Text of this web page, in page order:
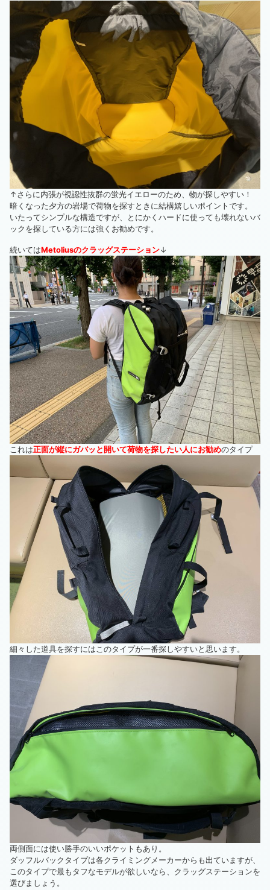
↑さらに内張が視認性抜群の蛍光イエローのため、物が探しやすい！
暗くなった夕方の岩場で荷物を探すときに結構嬉しいポイントです。
いたってシンプルな構造ですが、とにかくハードに使っても壊れないバ
ックを探している方には強くお勧めです。
続いてはMetoliusのクラッグステーション↓
これは正面が縦にガバッと開いて荷物を探したい人にお勧めのタイプ
細々した道具を探すにはこのタイプが一番探しやすいと思います。
両側面には使い勝手のいいポケットもあり。
ダッフルバックタイプは各クライミングメーカーからも出ていますが、
このタイプで最もタフなモデルが欲しいなら、クラッグステーションを
選びましょう。